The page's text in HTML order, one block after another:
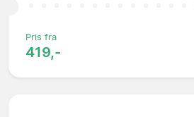
Pris fra
419,-